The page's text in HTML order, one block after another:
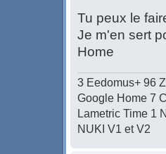
Tu peux le
Je m'en sert
Home
3 Eedomus+ 96
Google Home 7
Lametric Time 1
NUKI V1 et V2